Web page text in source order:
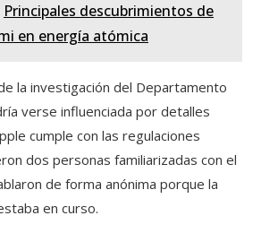
Principales descubrimientos de
en energía atómica
la investigación del Departamento
verse influenciada por detalles
cumple con las regulaciones
dos personas familiarizadas con el
de forma anónima porque la
en curso.